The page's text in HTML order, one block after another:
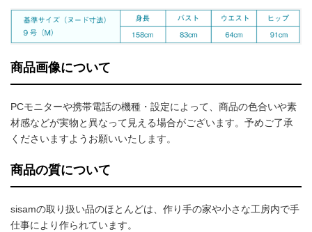
商品画像について
PCモニターや携帯電話の機種・設定によって、商品の色合いや素
材感などが実物と異なって見える場合がございます。予めご了承
くださいますようお願いいたします。
商品の質について
sisamの取り扱い品のほとんどは、作り手の家や小さな工房内で手
仕事により作られています。